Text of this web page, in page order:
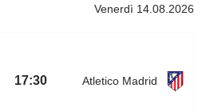
Venerdì 14.08.2026
17:30 Atletico Madrid